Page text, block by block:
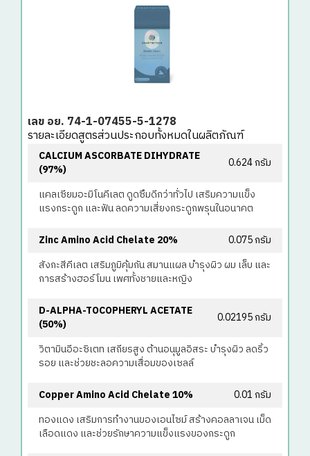
เลข อย. 74-1-07455-5-1278
รายละเอียดสูตรส่วนประกอบทั้งหมดในผลิตภัณฑ์
CALCIUM ASCORBATE DIHYDRATE
(97%)
0.624 กรัม
แคลเซียมอะมิโนคีเลต ดูดซึมดีกว่าทั่วไป เสริมความแข็ง
แรงกระดูก และฟัน ลดความเสี่ยงกระดูกพรุนในอนาคต
Zinc Amino Acid Chelate 20%
0.075 กรัม
สังกะสีคีเลต เสริมภูมิคุ้มกัน สมานแผล บำรุงผิว ผม เล็บ และ
การสร้างฮอร์โมน เพศทั้งชายและหญิง
D-ALPHA-TOCOPHERYL ACETATE
(50%)
0.02195 กรัม
วิตามินอีอะซิเตท เสถียรสูง ต้านอนุมูลอิสระ บำรุงผิว ลดริ้ว
รอย และช่วยชะลอความเสื่อมของเซลล์
Copper Amino Acid Chelate 10%
0.01 กรัม
ทองแดง เสริมการทำงานของเอนไซม์ สร้างคอลลาเจน เม็ด
เลือดแดง และช่วยรักษาความแข็งแรงของกระดูก